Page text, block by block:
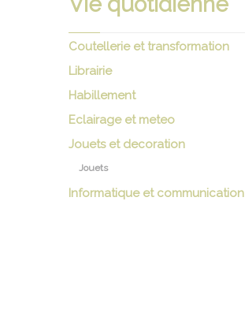
Coutellerie et transformation
Librairie
Habillement
Eclairage et meteo
Jouets et decoration
Jouets
Informatique et communication